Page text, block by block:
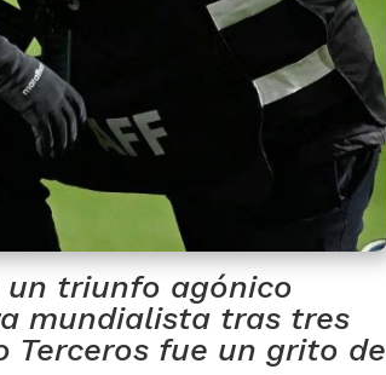
triunfo agónico
mundialista tras tres
Terceros fue un grito de